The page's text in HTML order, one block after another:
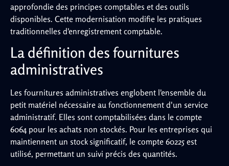
approfondie des principes comptables et des outils
disponibles. Cette modernisation modifie les pratiques
traditionnelles d'enregistrement comptable.
La définition des fournitures
administratives
Les fournitures administratives englobent l'ensemble du
petit matériel nécessaire au fonctionnement d'un service
administratif. Elles sont comptabilisées dans le compte
6064 pour les achats non stockés. Pour les entreprises qui
maintiennent un stock significatif, le compte 60225 est
utilisé, permettant un suivi précis des quantités.